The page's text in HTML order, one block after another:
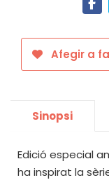
Afegir a
Sinopsi
Edició especial
ha inspirat la